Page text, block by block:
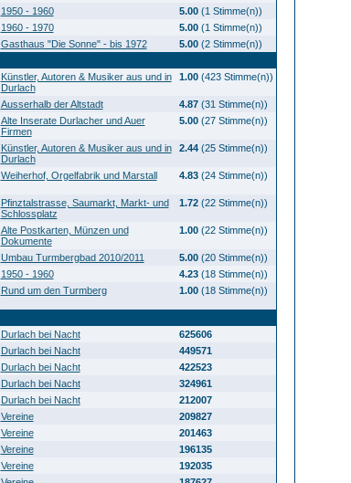
1950 - 1960 5.00(1 Stimme(n))
1960 - 1970 5.00(1 Stimme(n))
Gasthaus "Die Sonne" - bis 1972 5.00(2 Stimme(n))
Künstler, Autoren & Musiker aus und in
Durlach
1.00(423 Stimme(n))
Ausserhalb der Altstadt 4.87(31 Stimme(n))
Alte Inserate Durlacher und Auer
Firmen
5.00(27 Stimme(n))
Künstler, Autoren & Musiker aus und in
Durlach
2.44(25 Stimme(n))
Weiherhof, Orgelfabrik und Marstall 4.83(24 Stimme(n))
Pfinztalstrasse, Saumarkt, Markt- und
Schlossplatz
1.72(22 Stimme(n))
Alte Postkarten, Münzen und
Dokumente
1.00(22 Stimme(n))
Umbau Turmbergbad 2010/2011 5.00(20 Stimme(n))
1950 - 1960 4.23(18 Stimme(n))
Rund um den Turmberg 1.00(18 Stimme(n))
Durlach bei Nacht
625606
Durlach bei Nacht
449571
Durlach bei Nacht
422523
Durlach bei Nacht
324961
Durlach bei Nacht
212007
Vereine
209827
Vereine
201463
Vereine
196135
Vereine
192035